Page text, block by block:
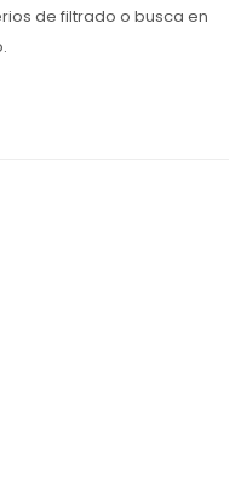
de filtrado o busca en